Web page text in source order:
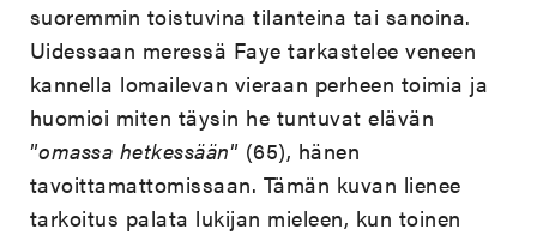
suoremmin toistuvina tilanteina tai sanoina.
Uidessaan meressä Faye tarkastelee veneen
kannella lomailevan vieraan perheen toimia ja
huomioi miten täysin he tuntuvat elävän
”omassa hetkessään” (65), hänen
tavoittamattomissaan. Tämän kuvan lienee
tarkoitus palata lukijan mieleen, kun toinen